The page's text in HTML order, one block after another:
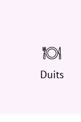
Duits